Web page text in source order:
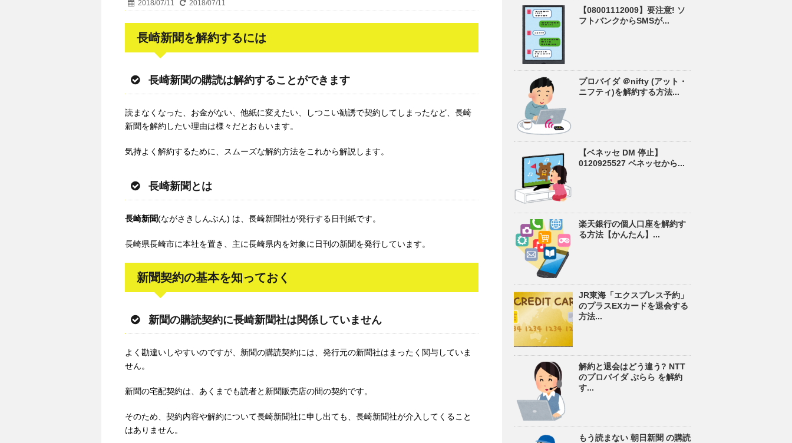
2018/07/11 2018/07/11
長崎新聞を解約するには
長崎新聞の購読は解約することができます
読まなくなった、お金がない、他紙に変えたい、しつこい勧誘で契約してしまったなど、長崎
新聞を解約したい理由は様々だとおもいます。
気持よく解約するために、スムーズな解約方法をこれから解説します。
長崎新聞とは
長崎新聞(ながさきしんぶん) は、長崎新聞社が発行する日刊紙です。
長崎県長崎市に本社を置き、主に長崎県内を対象に日刊の新聞を発行しています。
新聞契約の基本を知っておく
新聞の購読契約に長崎新聞社は関係していません
よく勘違いしやすいのですが、新聞の購読契約には、発行元の新聞社はまったく関与していま
せん。
新聞の宅配契約は、あくまでも読者と新聞販売店の間の契約です。
そのため、契約内容や解約について長崎新聞社に申し出ても、長崎新聞社が介入してくること
はありません。
【08001112009】要注意! ソ
フトバンクからSMSが...
プロバイダ ＠nifty (アット・
ニフティ)を解約する方法...
【ベネッセ DM 停止】
0120925527 ベネッセから...
楽天銀行の個人口座を解約す
る方法【かんたん】...
JR東海「エクスプレス予約」
のプラスEXカードを退会する
方法...
解約と退会はどう違う? NTT
のプロバイダ ぷらら を解約
す...
もう読まない 朝日新聞 の購読